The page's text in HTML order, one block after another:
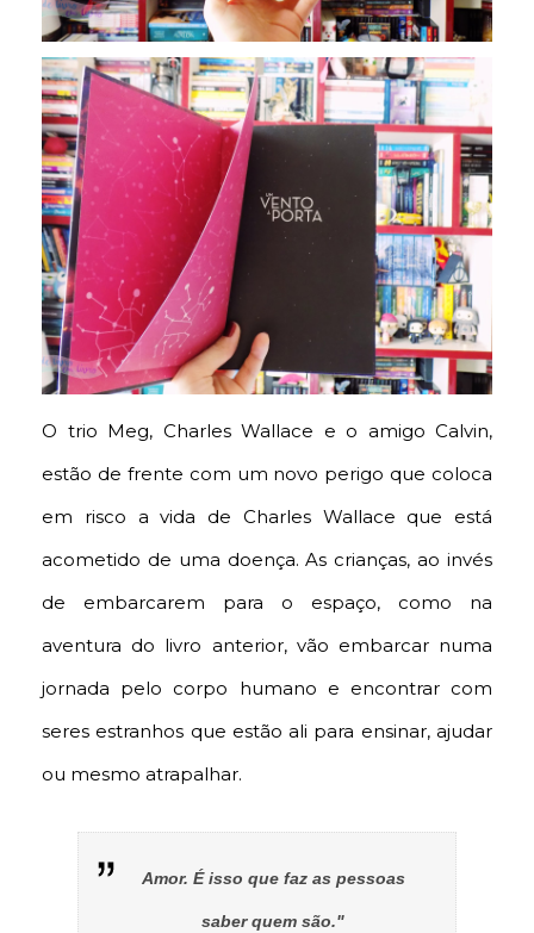
O trio Meg, Charles Wallace e o amigo Calvin,
estão de frente com um novo perigo que coloca
em risco a vida de Charles Wallace que está
acometido de uma doença. As crianças, ao invés
de embarcarem para o espaço, como na
aventura do livro anterior, vão embarcar numa
jornada pelo corpo humano e encontrar com
seres estranhos que estão ali para ensinar, ajudar
ou mesmo atrapalhar.
Amor. É isso que faz as pessoas
saber quem são."